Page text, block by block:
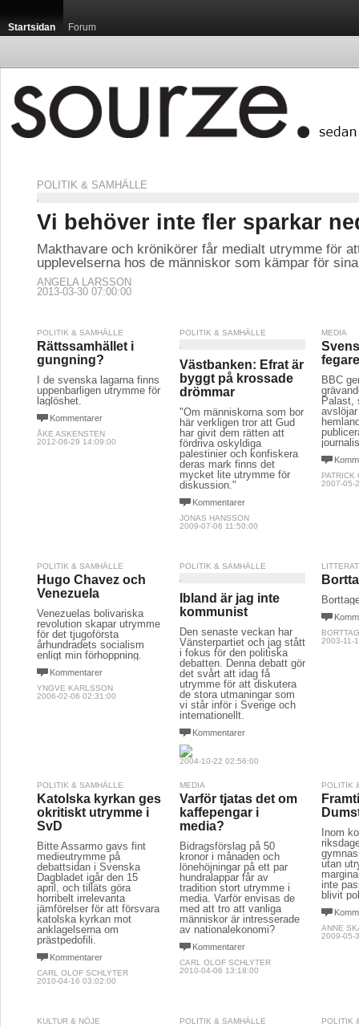
Startsidan Forum
POLITIK & SAMHÄLLE
Vi behöver inte fler sparkar
Makthavare och krönikörer får medialt utrymme för
upplevelserna hos de människor som kämpar för
ANGELA LARSSON
2013-03-30 07:00:00
POLITIK & SAMHÄLLE
Rättssamhället i
gungning?
I de svenska lagarna finns
uppenbarligen utrymme för
laglöshet.
Kommentarer
ÅKE ASKENSTEN
2012-06-29 14:09:00
POLITIK & SAMHÄLLE
Västbanken: Efrat är
byggt på krossade
drömmar
"Om människorna som bor
här verkligen tror att Gud
har givit dem rätten att
fördriva oskyldiga
palestinier och konfiskera
deras mark finns det
mycket lite utrymme för
diskussion."
Kommentarer
JONAS HANSSON
2009-07-06 11:50:00
MEDIA
BBC
Palast,
PATRICK
2007-05-
POLITIK & SAMHÄLLE
Hugo Chavez och
Venezuela
Venezuelas bolivariska
revolution skapar utrymme
för det tjugoförsta
århundradets socialism
enligt min förhoppning.
Kommentarer
YNGVE KARLSSON
2006-02-06 02:31:00
POLITIK & SAMHÄLLE
Ibland är jag inte
kommunist
Den senaste veckan har
Vänsterpartiet och jag stått
i fokus för den politiska
debatten. Denna debatt gör
det svårt att idag få
utrymme för att diskutera
de stora utmaningar som
vi står inför i Sverige och
internationellt.
Kommentarer
2004-10-22 02:56:00
2003-11-
POLITIK & SAMHÄLLE
Katolska kyrkan ges
okritiskt utrymme i
SvD
Bitte Assarmo gavs fint
medieutrymme på
debattsidan i Svenska
Dagbladet igår den 15
april, och tilläts göra
horribelt irrelevanta
jämförelser för att försvara
katolska kyrkan mot
anklagelserna om
prästpedofili.
Kommentarer
CARL OLOF SCHLYTER
2010-04-16 03:02:00
MEDIA
Varför tjatas det om
kaffepengar i
media?
Bidragsförslag på 50
kronor i månaden och
lönehöjningar på ett par
hundralappar får av
tradition stort utrymme i
media. Varför envisas de
med att tro att vanliga
människor är intresserade
av nationalekonomi?
Kommentarer
CARL OLOF SCHLYTER
2010-04-06 13:18:00
POLITIK
Inom
utan
inte
blivit
ANNE
2009-05-
KULTUR & NÖJE POLITIK & SAMHÄLLE POLITIK